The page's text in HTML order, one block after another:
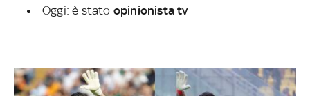
Oggi: è stato opinionista tv